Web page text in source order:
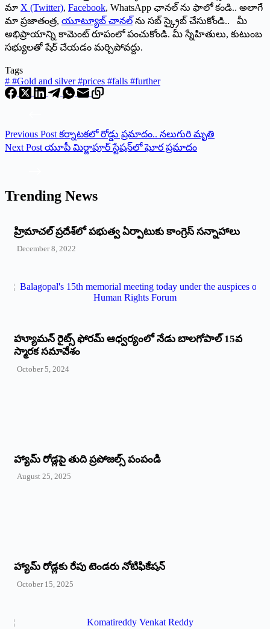
మా X (Twitter), Facebook, WhatsApp ఛానల్ ను ఫాలో కండి.. అలాగే
మా ప్రజాతంత్ర, యూట్యూబ్ చానల్ ను సబ్ స్క్రైబ్ చేసుకోండి.. మీ
అభిప్రాయాన్ని కామెంట్ రూపంలో పంచుకోండి. మీ స్నేహితులు, కుటుంబ
సభ్యులతో షేర్ చేయడం మర్చిపోవద్దు.
Tags
# #Gold and silver #prices #falls #further
Previous Post కర్నాటకలో రోడ్డు ప్రమాదం.. నలుగురి మృతి
Next Post యూపీ మిర్జాపూర్‌ స్టేషన్‌లో ఘోర ప్రమాదం
Trending News
‌హ్రిమాచల్‌ ‌ప్రదేశ్‌లో పభుత్వ ఏర్పాటుకు కాంగ్రెస్‌ ‌సన్నాహాలు
December 8, 2022
హ్యూమన్‌ రైట్స్‌ ఫోరమ్‌ ఆధ్వర్యంలో నేడు బాలగోపాల్‌ 15వ
స్మారక సమావేశం
October 5, 2024
హ్యామ్‌ రోడ్లపై తుది ప్రపోజల్స్‌ పంపండి
August 25, 2025
హ్యామ్‌ రోడ్లకు రేపు టెండరు నోటిఫికేషన్‌
October 15, 2025